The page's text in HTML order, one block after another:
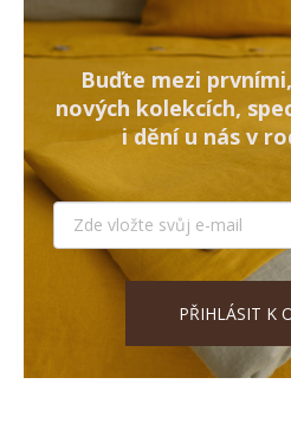
Buďte mezi
nových kolekcích,
i dění u nás v
PŘIHLÁSIT K